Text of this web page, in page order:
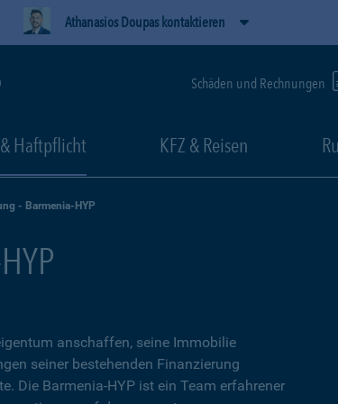
Athanasios Doupas kontaktieren
Schäden und Rechnungen
Haftpflicht KFZ & Reisen
- Barmenia-HYP
anschaffen, seine Immobilie
seiner bestehenden Finanzierung
Die Barmenia-HYP ist ein Team erfahrener